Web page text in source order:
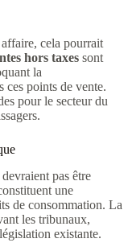
cela pourrait
hors taxes sont
la
ces points de vente.
pour le secteur du
pas être
une
de consommation. La
les tribunaux,
existante.